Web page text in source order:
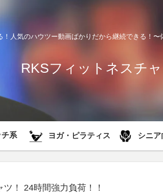
！人気のハウツー動画ばかりだから継続できる！
RKSフィットネスチ
チ系 ヨガ・ピラティス シニ
！ 24時間強力負荷！！